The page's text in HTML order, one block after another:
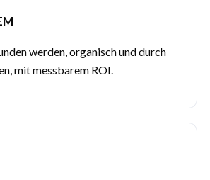
werden, organisch und durch
mit messbarem ROI.